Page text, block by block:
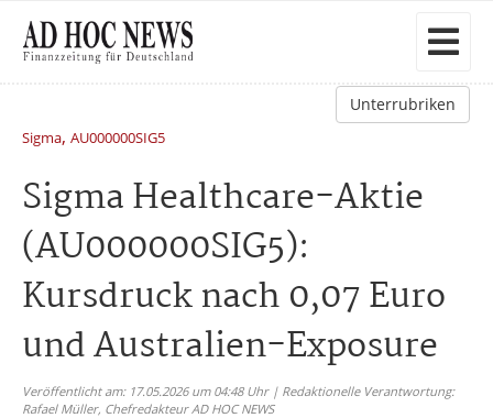
Unterrubriken
Sigma, AU000000SIG5
Sigma Healthcare-Aktie
(AU000000SIG5):
Kursdruck nach 0,07 Euro
und Australien-Exposure
Veröffentlicht am: 17.05.2026 um 04:48 Uhr | Redaktionelle Verantwortung:
Rafael Müller, Chefredakteur AD HOC NEWS